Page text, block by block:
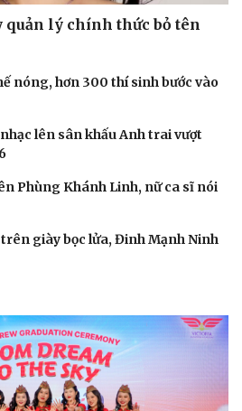
quản lý chính thức bỏ tên
nóng, hơn 300 thí sinh bước vào
lên sân khấu Anh trai vượt
Phùng Khánh Linh, nữ ca sĩ nói
giày bọc lửa, Đinh Mạnh Ninh